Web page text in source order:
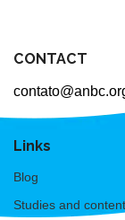
CONTACT
Links
Blog
Studies and content